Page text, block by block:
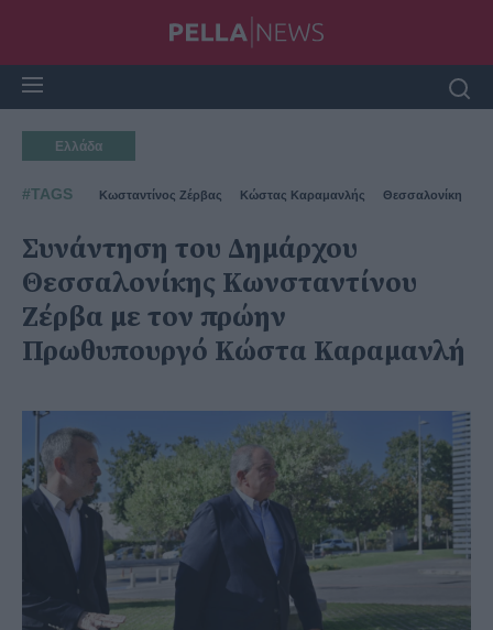
Ελλάδα
#TAGS Κωσταντίνος Ζέρβας Κώστας Καραμανλής Θεσσαλονίκη
Συνάντηση του Δημάρχου
Θεσσαλονίκης Κωνσταντίνου
Ζέρβα με τον πρώην
Πρωθυπουργό Κώστα Καραμανλή